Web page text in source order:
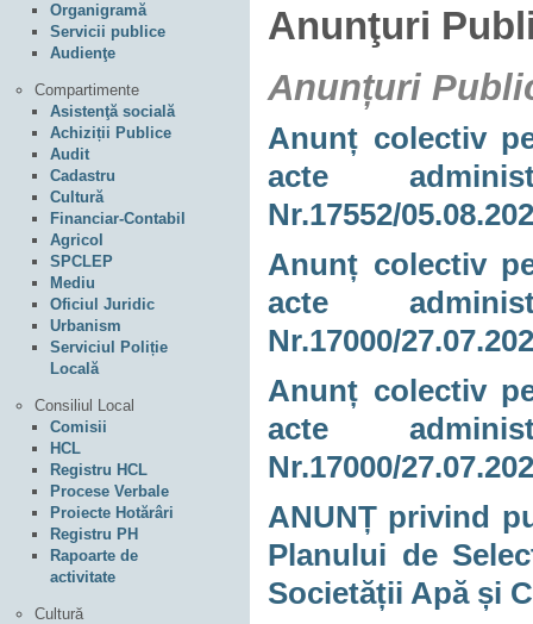
Anunţuri
Anunțuri
Anunț colectiv
acte
Nr.17552/
Anunț colectiv
acte
Nr.17000/
Anunț colectiv
acte
Nr.17000/
ANUNȚ privind
Planului de
Societății Apă și
Organigramă
Servicii publice
Audienţe
Compartimente
Asistenţă socială
Achiziții Publice
Audit
Cadastru
Cultură
Financiar-Contabil
Agricol
SPCLEP
Mediu
Oficiul Juridic
Urbanism
Serviciul Poliție
Locală
Consiliul Local
Comisii
HCL
Registru HCL
Procese Verbale
Proiecte Hotărâri
Registru PH
Rapoarte de
activitate
Cultură